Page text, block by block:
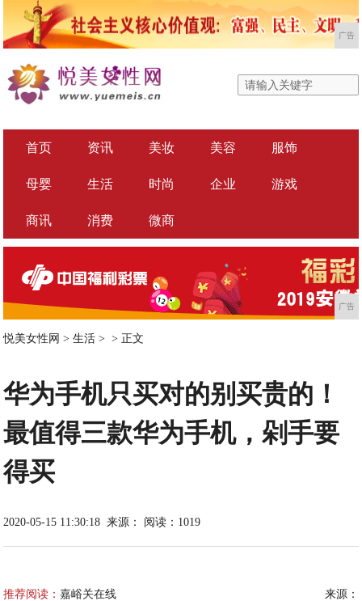
广告
首页 资讯 美妆 美容 服饰
母婴 生活 时尚 企业 游戏
商讯 消费 微商
广告
悦美女性网 >生活 > > 正文
华为手机只买对的别买贵的！
最值得三款华为手机，剁手要
得买
2020-05-15 11:30:18 来源： 阅读：1019
推荐阅读：嘉峪关在线 来源：